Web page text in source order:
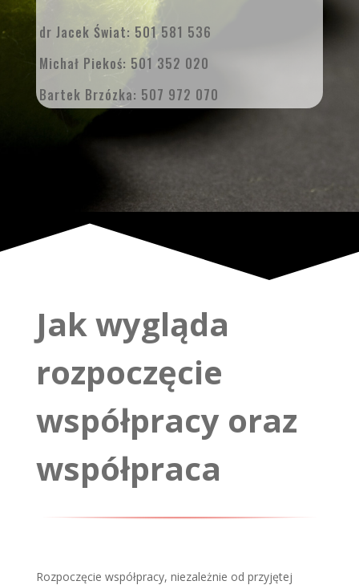
dr Jacek Świat: 501 581 536
Michał Piekoś: 501 352 020
Bartek Brzózka: 507 972 070
Jak wygląda
rozpoczęcie
współpracy oraz
współpraca
Rozpoczęcie współpracy, niezależnie od przyjętej